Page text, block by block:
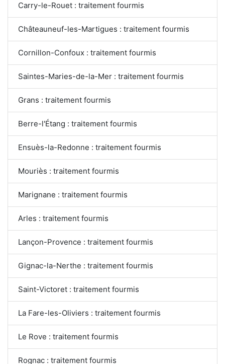
Carry-le-Rouet : traitement fourmis
Châteauneuf-les-Martigues : traitement fourmis
Cornillon-Confoux : traitement fourmis
Saintes-Maries-de-la-Mer : traitement fourmis
Grans : traitement fourmis
Berre-l'Étang : traitement fourmis
Ensuès-la-Redonne : traitement fourmis
Mouriès : traitement fourmis
Marignane : traitement fourmis
Arles : traitement fourmis
Lançon-Provence : traitement fourmis
Gignac-la-Nerthe : traitement fourmis
Saint-Victoret : traitement fourmis
La Fare-les-Oliviers : traitement fourmis
Le Rove : traitement fourmis
Rognac : traitement fourmis